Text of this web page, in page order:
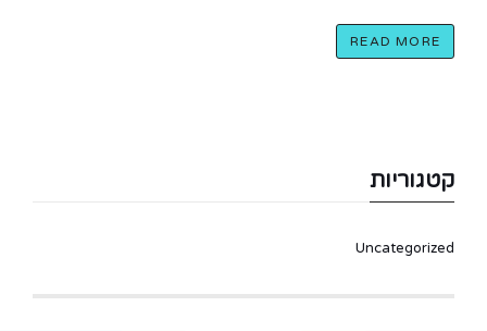
READ MORE
קטגוריות
Uncategorized